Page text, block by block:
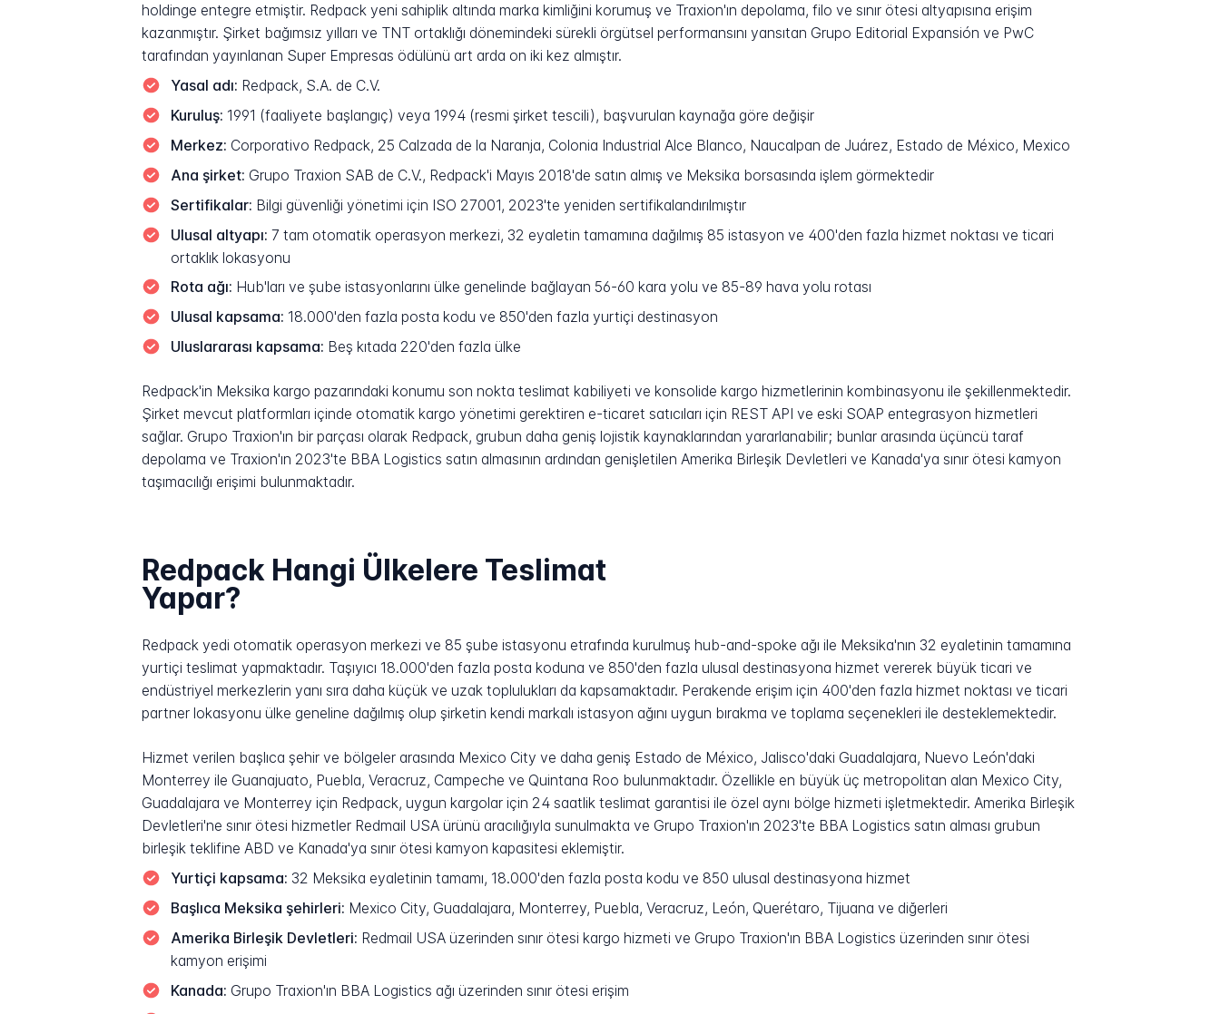
holdinge entegre etmiştir. Redpack yeni sahiplik altında marka kimliğini korumuş ve Traxion'ın depolama, filo ve sınır ötesi altyapısına erişim
kazanmıştır. Şirket bağımsız yılları ve TNT ortaklığı dönemindeki sürekli örgütsel performansını yansıtan Grupo Editorial Expansión ve PwC
tarafından yayınlanan Super Empresas ödülünü art arda on iki kez almıştır.
Yasal adı: Redpack, S.A. de C.V.
Kuruluş: 1991 (faaliyete başlangıç) veya 1994 (resmi şirket tescili), başvurulan kaynağa göre değişir
Merkez: Corporativo Redpack, 25 Calzada de la Naranja, Colonia Industrial Alce Blanco, Naucalpan de Juárez, Estado de México, Mexico
Ana şirket: Grupo Traxion SAB de C.V., Redpack'i Mayıs 2018'de satın almış ve Meksika borsasında işlem görmektedir
Sertifikalar: Bilgi güvenliği yönetimi için ISO 27001, 2023'te yeniden sertifikalandırılmıştır
Ulusal altyapı: 7 tam otomatik operasyon merkezi, 32 eyaletin tamamına dağılmış 85 istasyon ve 400'den fazla hizmet noktası ve ticari
ortaklık lokasyonu
Rota ağı: Hub'ları ve şube istasyonlarını ülke genelinde bağlayan 56-60 kara yolu ve 85-89 hava yolu rotası
Ulusal kapsama: 18.000'den fazla posta kodu ve 850'den fazla yurtiçi destinasyon
Uluslararası kapsama: Beş kıtada 220'den fazla ülke
Redpack'in Meksika kargo pazarındaki konumu son nokta teslimat kabiliyeti ve konsolide kargo hizmetlerinin kombinasyonu ile şekillenmektedir.
Şirket mevcut platformları içinde otomatik kargo yönetimi gerektiren e-ticaret satıcıları için REST API ve eski SOAP entegrasyon hizmetleri
sağlar. Grupo Traxion'ın bir parçası olarak Redpack, grubun daha geniş lojistik kaynaklarından yararlanabilir; bunlar arasında üçüncü taraf
depolama ve Traxion'ın 2023'te BBA Logistics satın almasının ardından genişletilen Amerika Birleşik Devletleri ve Kanada'ya sınır ötesi kamyon
taşımacılığı erişimi bulunmaktadır.
Redpack Hangi Ülkelere Teslimat
Yapar?
Redpack yedi otomatik operasyon merkezi ve 85 şube istasyonu etrafında kurulmuş hub-and-spoke ağı ile Meksika'nın 32 eyaletinin tamamına
yurtiçi teslimat yapmaktadır. Taşıyıcı 18.000'den fazla posta koduna ve 850'den fazla ulusal destinasyona hizmet vererek büyük ticari ve
endüstriyel merkezlerin yanı sıra daha küçük ve uzak toplulukları da kapsamaktadır. Perakende erişim için 400'den fazla hizmet noktası ve ticari
partner lokasyonu ülke geneline dağılmış olup şirketin kendi markalı istasyon ağını uygun bırakma ve toplama seçenekleri ile desteklemektedir.
Hizmet verilen başlıca şehir ve bölgeler arasında Mexico City ve daha geniş Estado de México, Jalisco'daki Guadalajara, Nuevo León'daki
Monterrey ile Guanajuato, Puebla, Veracruz, Campeche ve Quintana Roo bulunmaktadır. Özellikle en büyük üç metropolitan alan Mexico City,
Guadalajara ve Monterrey için Redpack, uygun kargolar için 24 saatlik teslimat garantisi ile özel aynı bölge hizmeti işletmektedir. Amerika Birleşik
Devletleri'ne sınır ötesi hizmetler Redmail USA ürünü aracılığıyla sunulmakta ve Grupo Traxion'ın 2023'te BBA Logistics satın alması grubun
birleşik teklifine ABD ve Kanada'ya sınır ötesi kamyon kapasitesi eklemiştir.
Yurtiçi kapsama: 32 Meksika eyaletinin tamamı, 18.000'den fazla posta kodu ve 850 ulusal destinasyona hizmet
Başlıca Meksika şehirleri: Mexico City, Guadalajara, Monterrey, Puebla, Veracruz, León, Querétaro, Tijuana ve diğerleri
Amerika Birleşik Devletleri: Redmail USA üzerinden sınır ötesi kargo hizmeti ve Grupo Traxion'ın BBA Logistics üzerinden sınır ötesi
kamyon erişimi
Kanada: Grupo Traxion'ın BBA Logistics ağı üzerinden sınır ötesi erişim